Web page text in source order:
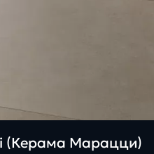
(Керама Марацци)